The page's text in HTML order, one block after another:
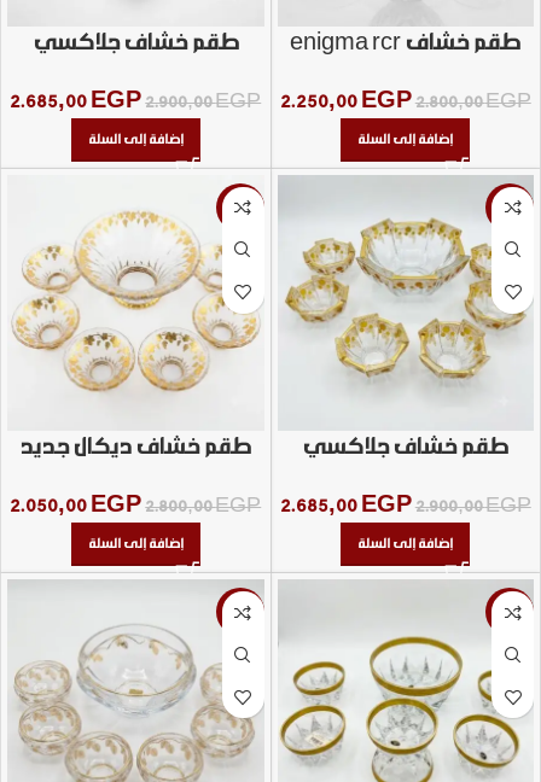
طقم خشاف enigma rcr
2.800,00EGP
2.250,00 EGP
إضافة إلى السلة
طقم خشاف جلاكسي
2.900,00EGP
2.685,00 EGP
إضافة إلى السلة
-7%
طقم خشاف جلاكسي
2.900,00EGP
2.685,00 EGP
إضافة إلى السلة
-27%
طقم خشاف ديكال جديد
2.800,00EGP
2.050,00 EGP
إضافة إلى السلة
-41%
-10%